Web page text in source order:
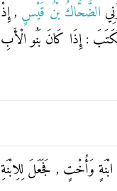
الضَّحَّاكُ بْنُ قَيْسٍ , إِذْ
: إِذَا كَانَ بَنُو الْأَبِ
ابْنَةٍ وَأُخْتٍ , فَجَعَلَ لِلِابْنَةِ